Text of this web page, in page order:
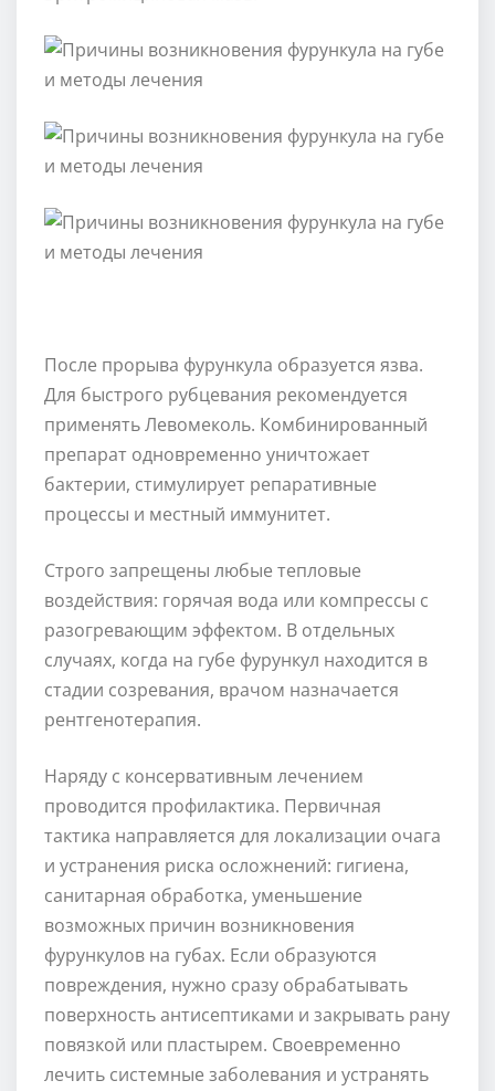
После прорыва фурункула образуется язва.
Для быстрого рубцевания рекомендуется
применять Левомеколь. Комбинированный
препарат одновременно уничтожает
бактерии, стимулирует репаративные
процессы и местный иммунитет.
Строго запрещены любые тепловые
воздействия: горячая вода или компрессы с
разогревающим эффектом. В отдельных
случаях, когда на губе фурункул находится в
стадии созревания, врачом назначается
рентгенотерапия.
Наряду с консервативным лечением
проводится профилактика. Первичная
тактика направляется для локализации очага
и устранения риска осложнений: гигиена,
санитарная обработка, уменьшение
возможных причин возникновения
фурункулов на губах. Если образуются
повреждения, нужно сразу обрабатывать
поверхность антисептиками и закрывать рану
повязкой или пластырем. Своевременно
лечить системные заболевания и устранять